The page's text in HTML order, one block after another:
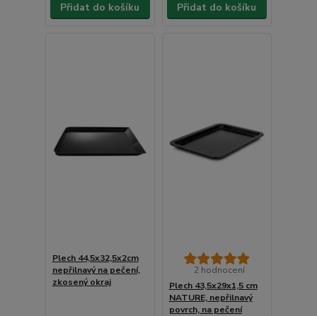
Přidat do košíku Přidat do košíku
Plech 44,5x32,5x2cm
nepřilnavý na pečení,
zkosený okraj
2 hodnocení
Plech 43,5x29x1,5 cm
NATURE, nepřilnavý
povrch, na pečení